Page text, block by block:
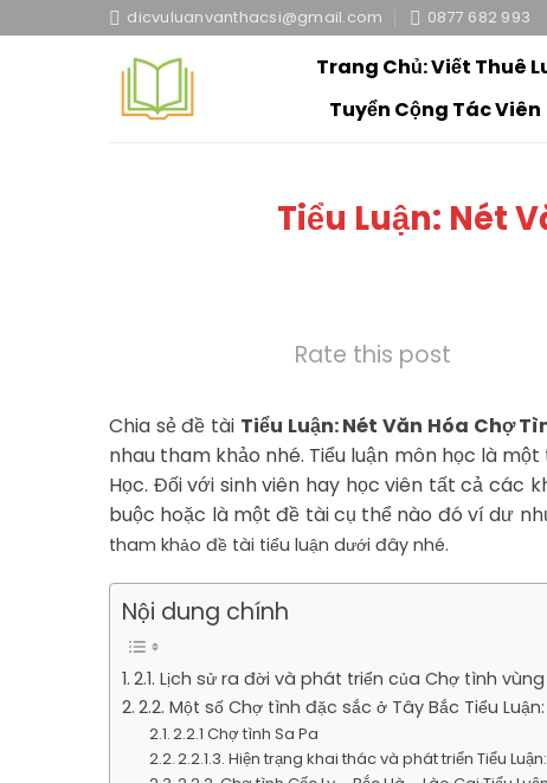
to
dicvuluanvanthacsi@gmail.com 0877 682 993
Trang Chủ: Viết Thuê
Tuyển Cộng Tác Viên
Tiểu Luận: Nét
Rate this post
Chia sẻ đề tài Tiểu Luận: Nét Văn Hóa Chợ
nhau tham khảo nhé. Tiểu luận môn học là
Học. Đối với sinh viên hay học viên tất cả các
buộc hoặc là một đề tài cụ thể nào đó ví dư
tham khảo đề tài tiểu luận dưới đây nhé.
Nội dung chính
2.1. Lịch sử ra đời và phát triển của Chợ tình
2.2. Một số Chợ tình đặc sắc ở Tây Bắc Tiểu
2.2.1 Chợ tình Sa Pa
2.2.1.3. Hiện trạng khai thác và phát triển Tiểu